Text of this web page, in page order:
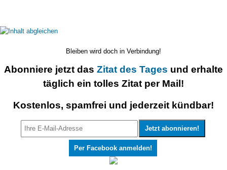
Bleiben wird doch in Verbindung!
Abonniere jetzt das Zitat des Tages und erhalte
täglich ein tolles Zitat per Mail!
Kostenlos, spamfrei und jederzeit kündbar!
Per Facebook anmelden!